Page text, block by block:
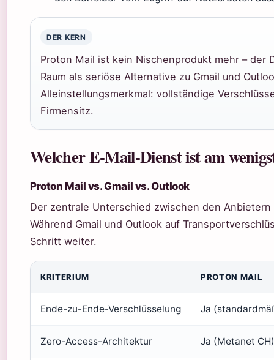
DER KERN
Proton Mail ist kein Nischenprodukt mehr – der
Raum als seriöse Alternative zu Gmail und
Alleinstellungsmerkmal: vollständige
Firmensitz.
Welcher E-Mail-Dienst ist am
Proton Mail vs. Gmail vs. Outlook
Der zentrale Unterschied zwischen den
Während Gmail und Outlook auf
Schritt weiter.
KRITERIUM PROTON MAIL
Ende-zu-Ende-Verschlüsselung Ja
Zero-Access-Architektur Ja (Metanet CH)